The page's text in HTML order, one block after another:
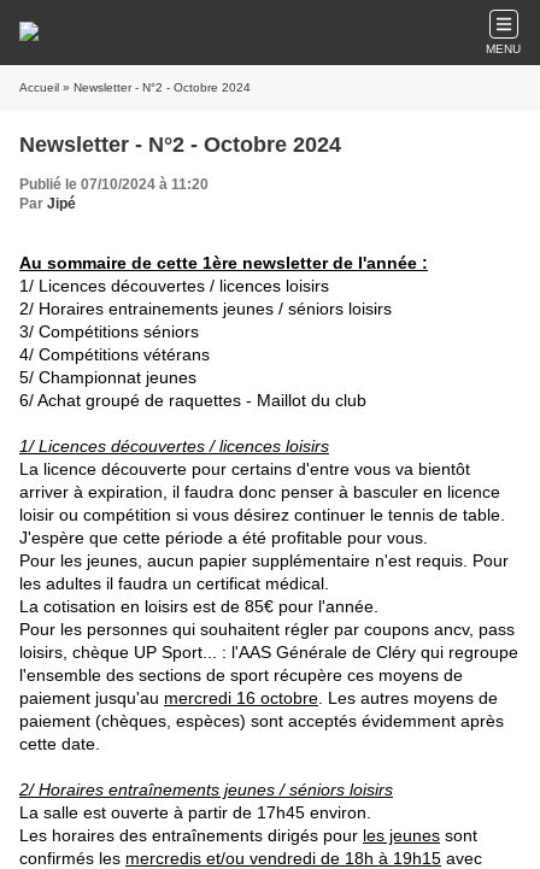
MENU
Accueil » Newsletter - N°2 - Octobre 2024
Newsletter - N°2 - Octobre 2024
Publié le 07/10/2024 à 11:20
Par Jipé
Au sommaire de cette 1ère newsletter de l'année :
1/ Licences découvertes / licences loisirs
2/ Horaires entrainements jeunes / séniors loisirs
3/ Compétitions séniors
4/ Compétitions vétérans
5/ Championnat jeunes
6/ Achat groupé de raquettes - Maillot du club
1/ Licences découvertes / licences loisirs
La licence découverte pour certains d'entre vous va bientôt
arriver à expiration, il faudra donc penser à basculer en licence
loisir ou compétition si vous désirez continuer le tennis de table.
J'espère que cette période a été profitable pour vous.
Pour les jeunes, aucun papier supplémentaire n'est requis. Pour
les adultes il faudra un certificat médical.
La cotisation en loisirs est de 85€ pour l'année.
Pour les personnes qui souhaitent régler par coupons ancv, pass
loisirs, chèque UP Sport... : l'AAS Générale de Cléry qui regroupe
l'ensemble des sections de sport récupère ces moyens de
paiement jusqu'au mercredi 16 octobre . Les autres moyens de
paiement (chèques, espèces) sont acceptés évidemment après
cette date.
2/ Horaires entraînements jeunes / séniors loisirs
La salle est ouverte à partir de 17h45 environ.
Les horaires des entraînements dirigés pour les jeunes sont
confirmés les mercredis et/ou vendredi de 18h à 19h15 avec